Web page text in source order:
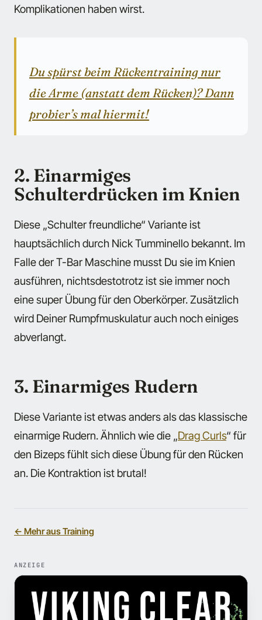
Komplikationen haben wirst.
Du spürst beim Rückentraining nur
die Arme (anstatt dem Rücken)? Dann
probier’s mal hiermit!
2. Einarmiges
Schulterdrücken im Knien
Diese „Schulter freundliche“ Variante ist
hauptsächlich durch Nick Tumminello bekannt. Im
Falle der T-Bar Maschine musst Du sie im Knien
ausführen, nichtsdestotrotz ist sie immer noch
eine super Übung für den Oberkörper. Zusätzlich
wird Deiner Rumpfmuskulatur auch noch einiges
abverlangt.
3. Einarmiges Rudern
Diese Variante ist etwas anders als das klassische
einarmige Rudern. Ähnlich wie die „Drag Curls“ für
den Bizeps fühlt sich diese Übung für den Rücken
an. Die Kontraktion ist brutal!
← Mehr aus Training
ANZEIGE